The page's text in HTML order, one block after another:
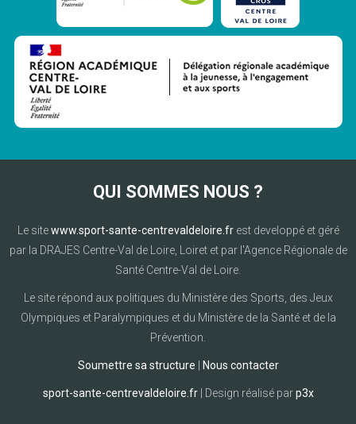
QUI SOMMES NOUS ?
Le sitewww.sport-sante-centrevaldeloire.frest developpé et géré
par la DRAJES Centre-Val de Loire, Loiret et par l'Agence Régionale de
Santé Centre-Val de Loire.
Le site répond aux politiques du Ministère des Sports, des Jeux
Olympiques et Paralympiques et du Ministère de la Santé et de la
Prévention.
Soumettre sa structure Nous contacter
sport-sante-centrevaldeloire.fr| Design réalisé parp3x